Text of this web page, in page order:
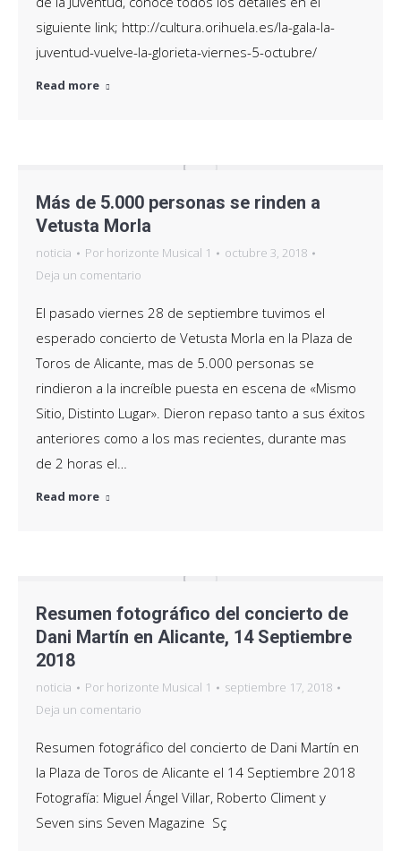
siguiente link; http://cultura.orihuela.es/la-gala-la-
juventud-vuelve-la-glorieta-viernes-5-octubre/
Read more
Más de 5.000 personas se rinden a
Vetusta Morla
noticia Por horizonte Musical 1
octubre 3, 2018
Deja un comentario
El pasado viernes 28 de septiembre tuvimos el
esperado concierto de Vetusta Morla en la Plaza de
Toros de Alicante, mas de 5.000 personas se
rindieron a la increíble puesta en escena de «Mismo
Sitio, Distinto Lugar». Dieron repaso tanto a sus éxitos
anteriores como a los mas recientes, durante mas
de 2 horas el…
Read more
Resumen fotográfico del concierto de
Dani Martín en Alicante, 14 Septiembre
2018
noticia Por horizonte Musical 1
septiembre 17, 2018
Deja un comentario
Resumen fotográfico del concierto de Dani Martín en
la Plaza de Toros de Alicante el 14 Septiembre 2018
Fotografía: Miguel Ángel Villar, Roberto Climent y
Seven sins Seven Magazine Sç